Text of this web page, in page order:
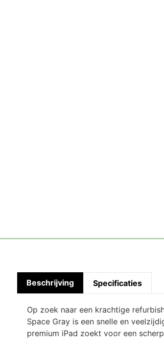
Beschrijving Specificaties
Op zoek naar een krachtige
Space Gray is een snelle en
premium iPad zoekt voor een